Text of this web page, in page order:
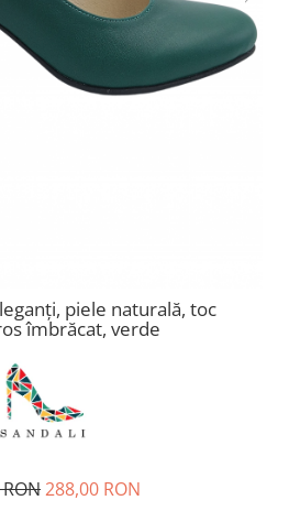
piele naturală, toc
îmbrăcat, verde
288,00 RON